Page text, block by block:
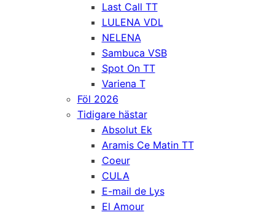
Last Call TT
LULENA VDL
NELENA
Sambuca VSB
Spot On TT
Variena T
Föl 2026
Tidigare hästar
Absolut Ek
Aramis Ce Matin TT
Coeur
CULA
E-mail de Lys
El Amour